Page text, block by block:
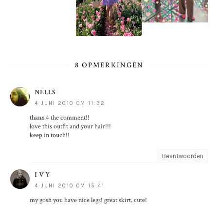
8 OPMERKINGEN
NELLS
4 JUNI 2010 OM 11:32
thanx 4 the comment!!
love this outfit and your hair!!!
keep in touch!!
Beantwoorden
I V Y
4 JUNI 2010 OM 15:41
my gosh you have nice legs! great skirt. cute!